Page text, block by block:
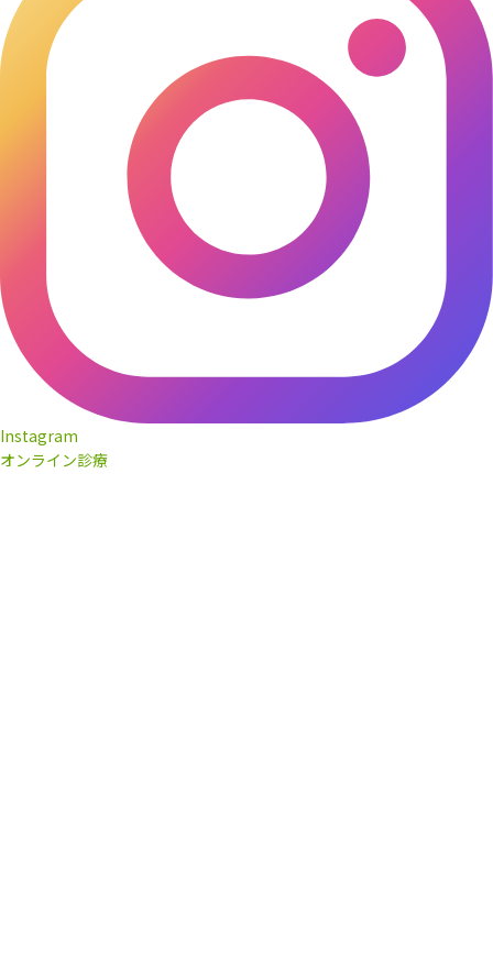
Instagram
オンライン診療